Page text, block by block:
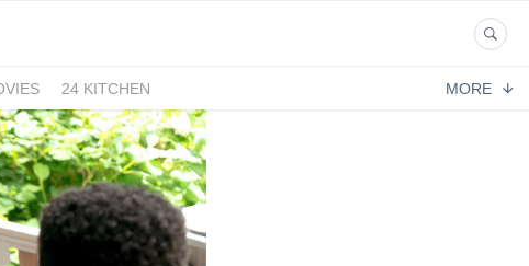
24 KITCHEN
MORE